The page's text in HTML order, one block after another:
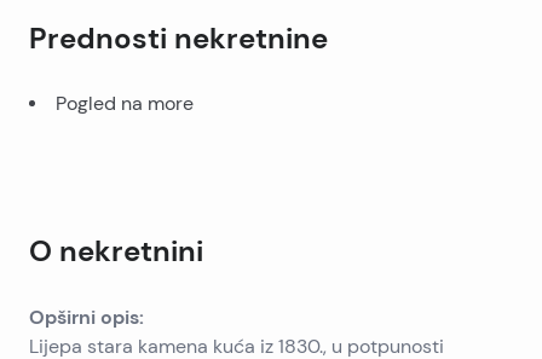
Prednosti nekretnine
Pogled na more
O nekretnini
Opširni opis:
Lijepa stara kamena kuća iz 1830., u potpunosti